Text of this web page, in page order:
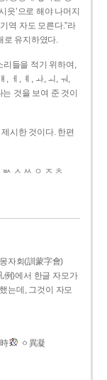
읏’으로 해야 나머지
역 자도 모른다.”라
로 유지하였다.
리들을 적기 위하여,
, ㅔ, ㅖ, ㅘ, ㅚ, ㅝ,
것을 보여 준 것이
시한 것이다. 한편
ㅅ ㅆ ㅇ ㅈ ㅊ
자회(訓蒙字會)
例)에서 한글 자모가
는데, 그것이 자모
ㆁ異凝